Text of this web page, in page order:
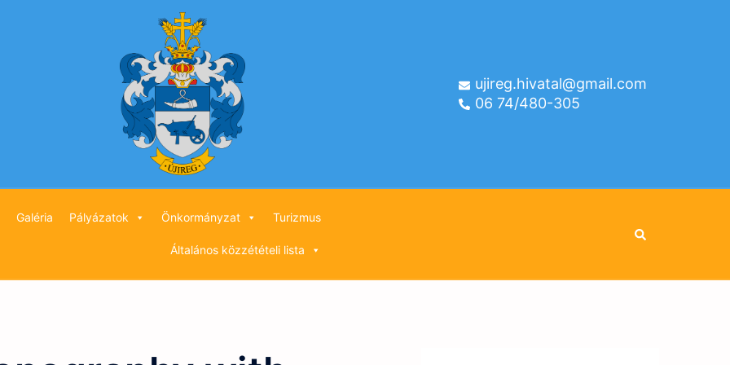
ujireg.hivatal@gmail.com
06 74/480-305
Galéria Pályázatok Önkormányzat Turizmus
Általános közzétételi lista
Search